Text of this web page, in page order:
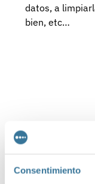
Consentimiento
datos, a
bien, etc…